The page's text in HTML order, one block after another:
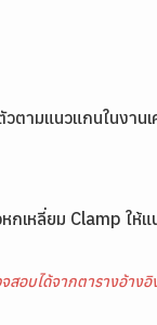
ามแนวแกนในงาน
เหลี่ยม Clamp ให้
อบได้จากตารางอ้าง